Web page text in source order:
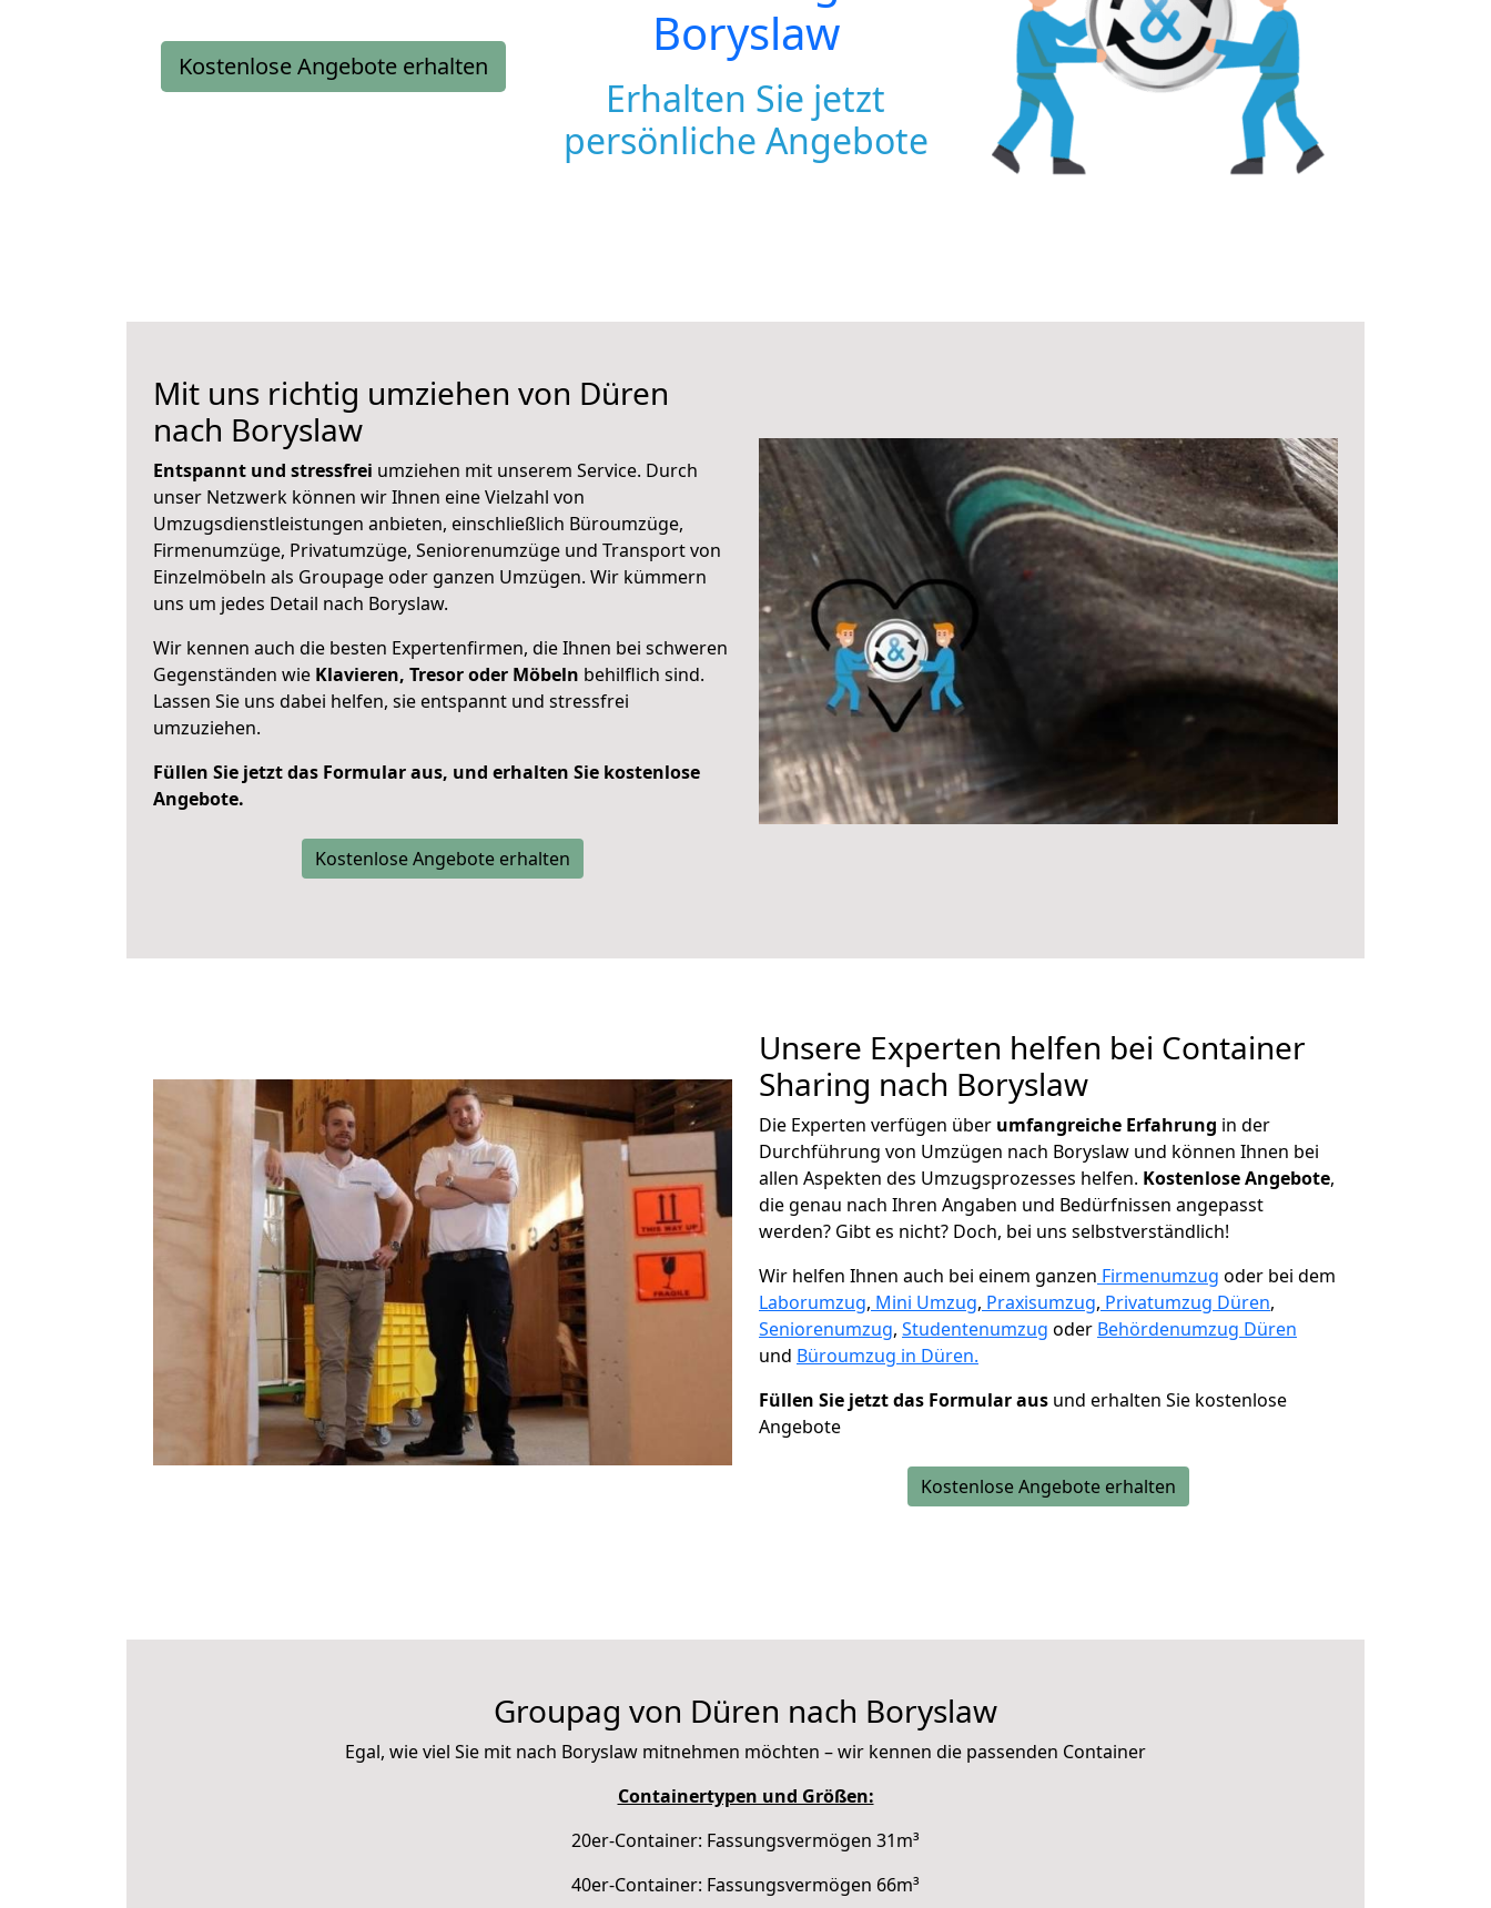
Kostenlose Angebote erhalten
Boryslaw
Erhalten Sie jetzt
persönliche Angebote
Mit uns richtig umziehen von Düren
nach Boryslaw
Entspannt und stressfrei umziehen mit unserem Service. Durch
unser Netzwerk können wir Ihnen eine Vielzahl von
Umzugsdienstleistungen anbieten, einschließlich Büroumzüge,
Firmenumzüge, Privatumzüge, Seniorenumzüge und Transport von
Einzelmöbeln als Groupage oder ganzen Umzügen. Wir kümmern
uns um jedes Detail nach Boryslaw.
Wir kennen auch die besten Expertenfirmen, die Ihnen bei schweren
Gegenständen wie Klavieren, Tresor oder Möbeln behilflich sind.
Lassen Sie uns dabei helfen, sie entspannt und stressfrei
umzuziehen.
Füllen Sie jetzt das Formular aus, und erhalten Sie kostenlose
Angebote.
Kostenlose Angebote erhalten
Unsere Experten helfen bei Container
Sharing nach Boryslaw
Die Experten verfügen über umfangreiche Erfahrung in der
Durchführung von Umzügen nach Boryslaw und können Ihnen bei
allen Aspekten des Umzugsprozesses helfen. Kostenlose Angebote,
die genau nach Ihren Angaben und Bedürfnissen angepasst
werden? Gibt es nicht? Doch, bei uns selbstverständlich!
Wir helfen Ihnen auch bei einem ganzen Firmenumzug oder bei dem
Laborumzug, Mini Umzug, Praxisumzug, Privatumzug Düren,
Seniorenumzug, Studentenumzug oder Behördenumzug Düren
und Büroumzug in Düren.
Füllen Sie jetzt das Formular aus und erhalten Sie kostenlose
Angebote
Kostenlose Angebote erhalten
Groupag von Düren nach Boryslaw
Egal, wie viel Sie mit nach Boryslaw mitnehmen möchten – wir kennen die passenden Container
Containertypen und Größen:
20er-Container: Fassungsvermögen 31m³
40er-Container: Fassungsvermögen 66m³